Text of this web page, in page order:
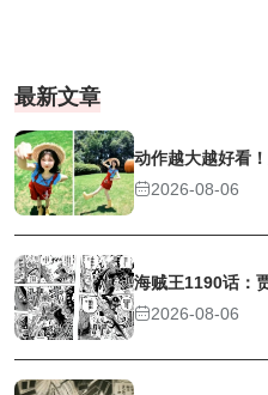
最新文章
动作越大越好看
2026-08-06
海贼王1190话：
2026-08-06